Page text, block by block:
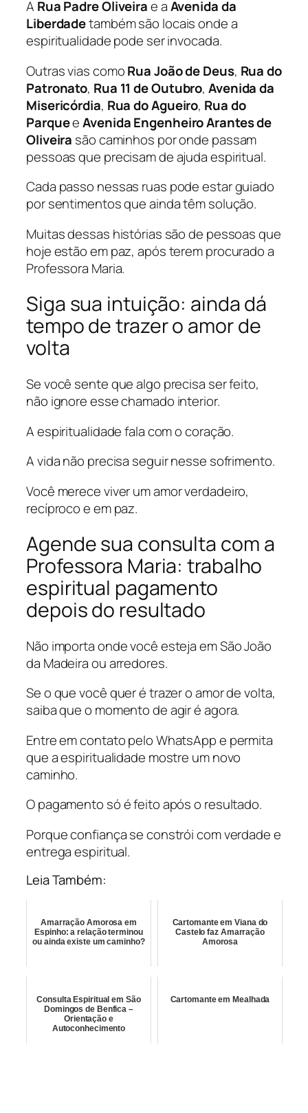
A Rua Padre Oliveirae aAvenida da
Liberdadetambém são locais onde a
espiritualidade pode ser invocada.
Outras vias comoRua João de Deus, Rua do
Patronato, Rua 11 de Outubro,Avenida da
Misericórdia, Rua do Agueiro, Rua do
ParqueeAvenida Engenheiro Arantes de
Oliveira são caminhos por onde passam
pessoas que precisam de ajuda espiritual.
Cada passo nessas ruas pode estar guiado
por sentimentos que ainda têm solução.
Muitas dessas histórias são de pessoas que
hoje estão em paz, após terem procurado a
Professora Maria.
Siga sua intuição: ainda dá
tempo de trazer o amor de
volta
Se você sente que algo precisa ser feito,
não ignore esse chamado interior.
A espiritualidade fala com o coração.
A vida não precisa seguir nesse sofrimento.
Você merece viver um amor verdadeiro,
recíproco e em paz.
Agende sua consulta com a
Professora Maria: trabalho
espiritual pagamento
depois do resultado
Não importa onde você esteja em São João
da Madeira ou arredores.
Se o que você quer é trazer o amor de volta,
saiba que o momento de agir é agora.
Entre em contato pelo WhatsApp e permita
que a espiritualidade mostre um novo
caminho.
O pagamento só é feito após o resultado.
Porque confiança se constrói com verdade e
entrega espiritual.
Leia Também:
Amarração Amorosa em
Espinho: a relação terminou
ou ainda existe um caminho?
Cartomante em Viana do
Castelo faz Amarração
Amorosa
Consulta Espiritual em São
Domingos de Benfica –
Orientação e
Autoconhecimento
Cartomante em Mealhada